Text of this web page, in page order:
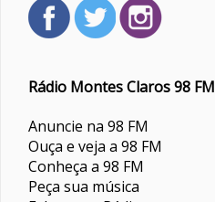
Rádio Montes Claros 98 FM
Anuncie na 98 FM
Ouça e veja a 98 FM
Conheça a 98 FM
Peça sua música